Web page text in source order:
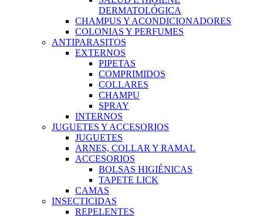
DERMATOLÓGICA
CHAMPUS Y ACONDICIONADORES
COLONIAS Y PERFUMES
ANTIPARASITOS
EXTERNOS
PIPETAS
COMPRIMIDOS
COLLARES
CHAMPU
SPRAY
INTERNOS
JUGUETES Y ACCESORIOS
JUGUETES
ARNES, COLLAR Y RAMAL
ACCESORIOS
BOLSAS HIGIÉNICAS
TAPETE LICK
CAMAS
INSECTICIDAS
REPELENTES